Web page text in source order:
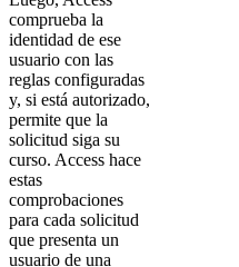
comprueba la
identidad de ese
usuario con las
reglas configuradas
y, si está autorizado,
permite que la
solicitud siga su
curso. Access hace
estas
comprobaciones
para cada solicitud
que presenta un
usuario de una